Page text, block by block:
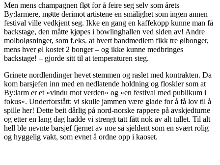
Men mens champagnen fløt for å feire seg selv som årets
By:larmere, møtte derimot artistene en smålighet som ingen annen
festival ville vedkjent seg. Ikke en gang en kaffekopp kunne man få
backstage, den måtte kjøpes i bowlinghallen ved siden av! Andre
molboløsninger, som f.eks. at hvert bandmedlem fikk tre ølbonger,
mens hver øl kostet 2 bonger – og ikke kunne medbringes
backstage! – gjorde sitt til at temperaturen steg.
Grinete nordlendinger hevet stemmen og raslet med kontrakten. Da
kom barsjefen inn med en nedlatende holdning og floskler som at
By:larm er et «vindu mot verden» og «en festival med publikum i
fokus». Underforstått: vi skulle jammen være glade for å få lov til å
spille her! Dette beit dårlig på nord-norske rappere på avskjedturne
og etter en lang dag hadde vi strengt tatt fått nok av alt tullet. Til alt
hell ble nevnte barsjef fjernet av noe så sjeldent som en svært rolig
og hyggelig vakt, som evnet å ordne opp i kaoset.